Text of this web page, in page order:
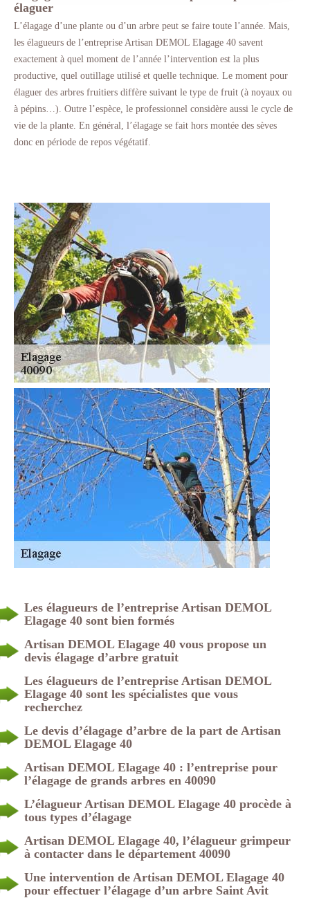
élaguer
L’élagage d’une plante ou d’un arbre peut se faire toute l’année. Mais,
les élagueurs de l’entreprise Artisan DEMOL Elagage 40 savent
exactement à quel moment de l’année l’intervention est la plus
productive, quel outillage utilisé et quelle technique. Le moment pour
élaguer des arbres fruitiers diffère suivant le type de fruit (à noyaux ou
à pépins…). Outre l’espèce, le professionnel considère aussi le cycle de
vie de la plante. En général, l’élagage se fait hors montée des sèves
donc en période de repos végétatif.
Les élagueurs de l’entreprise Artisan DEMOL
Elagage 40 sont bien formés
Artisan DEMOL Elagage 40 vous propose un
devis élagage d’arbre gratuit
Les élagueurs de l’entreprise Artisan DEMOL
Elagage 40 sont les spécialistes que vous
recherchez
Le devis d’élagage d’arbre de la part de Artisan
DEMOL Elagage 40
Artisan DEMOL Elagage 40 : l’entreprise pour
l’élagage de grands arbres en 40090
L’élagueur Artisan DEMOL Elagage 40 procède à
tous types d’élagage
Artisan DEMOL Elagage 40, l’élagueur grimpeur
à contacter dans le département 40090
Une intervention de Artisan DEMOL Elagage 40
pour effectuer l’élagage d’un arbre Saint Avit